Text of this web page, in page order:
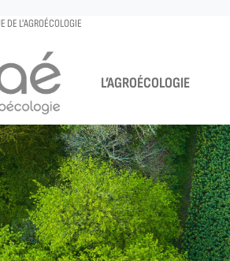
DE L'AGROÉCOLOGIE
L’AGROÉCOLOGIE